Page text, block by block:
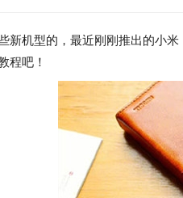
新机型的，最近刚刚推出的小
程吧！